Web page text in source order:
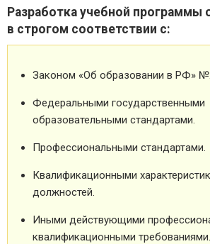
Разработка учебной программы
в строгом соответствии с:
Законом «Об образовании в РФ»
Федеральными государственными
образовательными стандартами.
Профессиональными стандартами.
Квалификационными
должностей.
Иными действующими
квалификационными требованиями.